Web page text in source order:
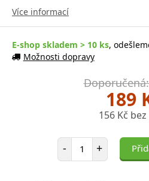
Více informací
E-shop skladem > 10 ks,
Možnosti dopravy
189
156 Kč bez
- Počet položek
+